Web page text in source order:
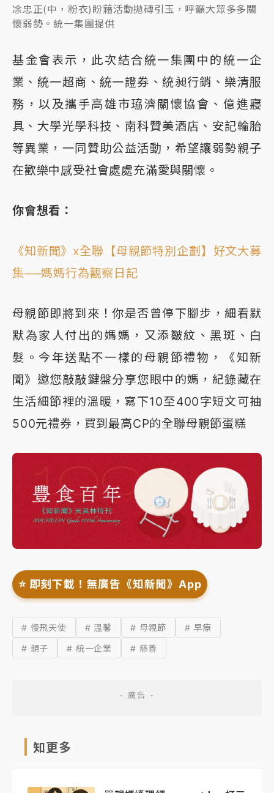
凃忠正(中，粉衣)盼藉活動拋磚引玉，呼籲大眾多多關
懷弱勢。統一集團提供
基金會表示，此次結合統一集團中的統一企
業、統一超商、統一證券、統昶行銷、樂清服
務，以及攜手高雄市珕濟關懷協會、億進寢
具、大學光學科技、南科贊美酒店、安記輪胎
等異業，一同贊助公益活動，希望讓弱勢親子
在歡樂中感受社會處處充滿愛與關懷。
你會想看：
《知新聞》x全聯【母親節特別企劃】好文大募
集──媽媽行為觀察日記
母親節即將到來！你是否曾停下腳步，細看默
默為家人付出的媽媽，又添皺紋、黑斑、白
髮。今年送點不一樣的母親節禮物，《知新
聞》邀您敲敲鍵盤分享您眼中的媽，紀錄藏在
生活細節裡的溫暖，寫下10至400字短文可抽
500元禮券，買到最高CP的全聯母親節蛋糕
⭐️ 即刻下載！無廣告《知新聞》App
# 慢飛天使 # 溫馨 # 母親節
# 早療
# 親子
# 統一企業 # 慈善
知更多